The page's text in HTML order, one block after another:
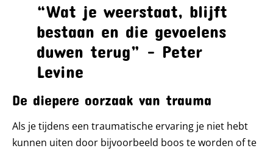
“Wat je weerstaat, blijft
bestaan en die gevoelens
duwen terug” – Peter
Levine
De diepere oorzaak van trauma
Als je tijdens een traumatische ervaring je niet hebt
kunnen uiten door bijvoorbeeld boos te worden of te